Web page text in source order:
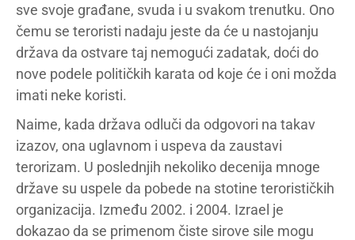
sve svoje građane, svuda i u svakom trenutku. Ono
čemu se teroristi nadaju jeste da će u nastojanju
država da ostvare taj nemogući zadatak, doći do
nove podele političkih karata od koje će i oni možda
imati neke koristi.
Naime, kada država odluči da odgovori na takav
izazov, ona uglavnom i uspeva da zaustavi
terorizam. U poslednjih nekoliko decenija mnoge
države su uspele da pobede na stotine terorističkih
organizacija. Između 2002. i 2004. Izrael je
dokazao da se primenom čiste sirove sile mogu